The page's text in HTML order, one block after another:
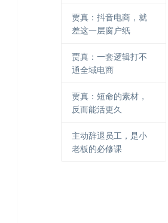
贾真：抖音电商，就
差这一层窗户纸
贾真：一套逻辑打不
通全域电商
贾真：短命的素材，
反而能活更久
主动辞退员工，是小
老板的必修课